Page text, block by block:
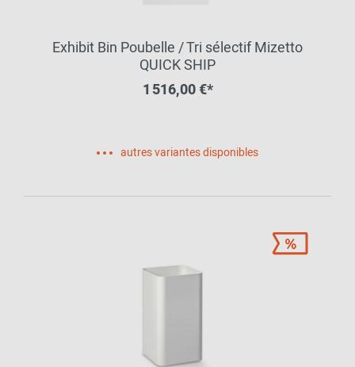
Exhibit Bin Poubelle / Tri sélectif Mizetto
QUICK SHIP
1 516,00 €*
autres variantes disponibles